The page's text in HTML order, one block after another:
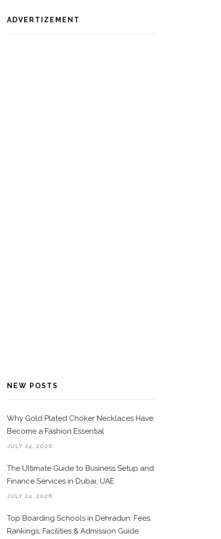
ADVERTIZEMENT
NEW POSTS
Why Gold Plated Choker Necklaces Have
Become a Fashion Essential
JULY 24, 2026
The Ultimate Guide to Business Setup and
Finance Services in Dubai, UAE
JULY 24, 2026
Top Boarding Schools in Dehradun: Fees,
Rankings, Facilities & Admission Guide